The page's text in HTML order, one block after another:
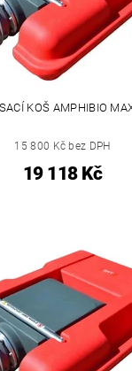
KOŠ AMPHIBIO
15 800 Kč bez DPH
19 118 Kč